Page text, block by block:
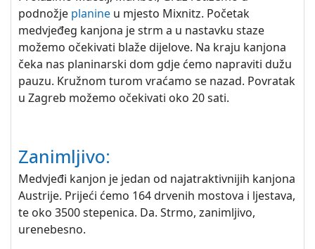
podnožje planine u mjesto Mixnitz. Početak
medvjeđeg kanjona je strm a u nastavku staze
možemo očekivati blaže dijelove. Na kraju kanjona
čeka nas planinarski dom gdje ćemo napraviti dužu
pauzu. Kružnom turom vraćamo se nazad. Povratak
u Zagreb možemo očekivati oko 20 sati.
Zanimljivo:
Medvjeđi kanjon je jedan od najatraktivnijih kanjona
Austrije. Prijeći ćemo 164 drvenih mostova i ljestava,
te oko 3500 stepenica. Da. Strmo, zanimljivo,
urenebesno.